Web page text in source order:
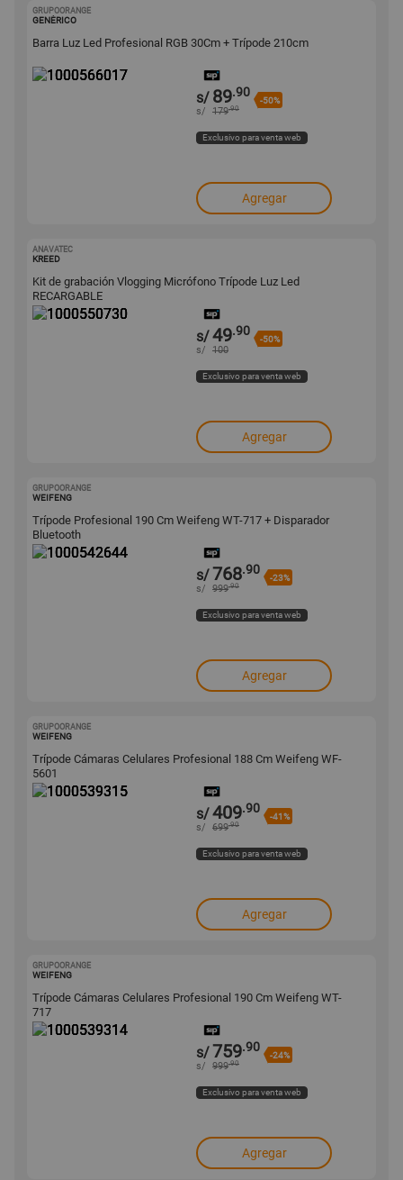
GRUPOORANGE
GENÉRICO
Barra Luz Led Profesional RGB 30Cm + Trípode 210cm
s/ 89.90
-50%
s/ 179.90
Exclusivo para venta web
Agregar
ANAVATEC
KREED
Kit de grabación Vlogging Micrófono Trípode Luz Led
RECARGABLE
s/49.90
-50%
s/ 100
Exclusivo para venta web
Agregar
GRUPOORANGE
WEIFENG
Trípode Profesional 190 Cm Weifeng WT-717 + Disparador
Bluetooth
s/768.90
-23%
s/ 999.90
Exclusivo para venta web
Agregar
GRUPOORANGE
WEIFENG
Trípode Cámaras Celulares Profesional 188 Cm Weifeng WF-
5601
s/409.90
-41%
s/ 699.90
Exclusivo para venta web
Agregar
GRUPOORANGE
WEIFENG
Trípode Cámaras Celulares Profesional 190 Cm Weifeng WT-
717
s/759.90
-24%
s/ 999.90
Exclusivo para venta web
Agregar